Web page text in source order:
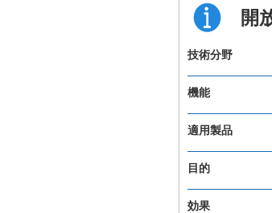
開
技術分野
機能
適用製品
目的
効果